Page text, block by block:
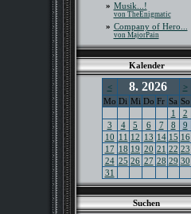
» Musik...!
von TheEnigmatic
» Company of Hero...
von MajorPain
Kalender
< 8. 2026
>
Mo Di Mi Do Fr Sa So
1
2
3
4 5 6 7 8
9
10 11 12 13 14 15 16
17 18 19 20 21 22 23
24 25 26 27 28 29 30
31
Suchen